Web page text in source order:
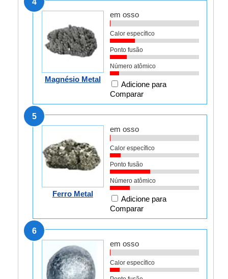
Magnésio Metal
em osso
Calor específico
Ponto fusão
Número atômico
Adicione para
Comparar
5
Ferro Metal
em osso
Calor específico
Ponto fusão
Número atômico
Adicione para
Comparar
6
em osso
Calor específico